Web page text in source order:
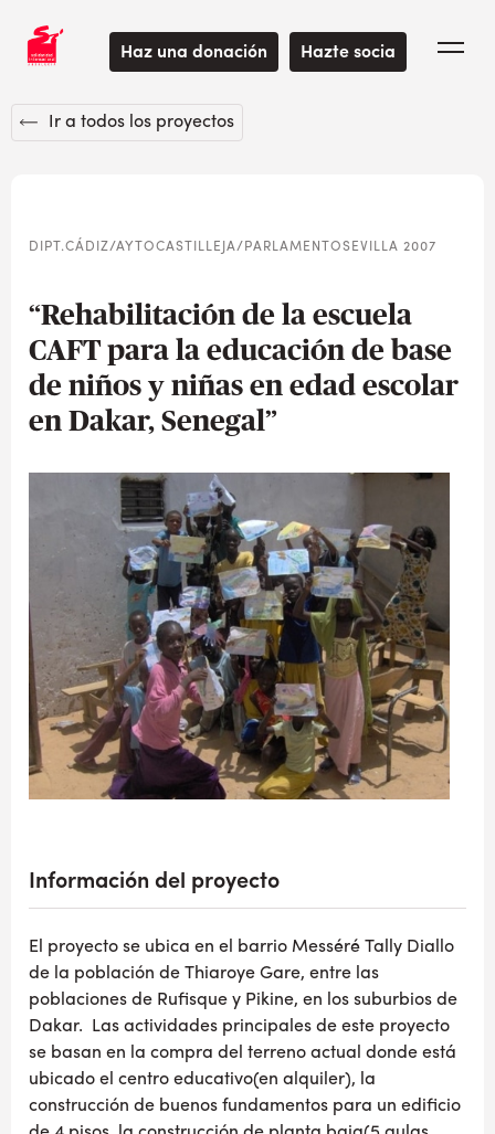
Haz una donación Hazte socia
Ir a todos los proyectos
DIPT.CÁDIZ/AYTOCASTILLEJA/PARLAMENTOSEVILLA 2007
“Rehabilitación de la escuela
CAFT para la educación de base
de niños y niñas en edad escolar
en Dakar, Senegal”
Información del proyecto
El proyecto se ubica en el barrio Messéré Tally Diallo
de la población de Thiaroye Gare, entre las
poblaciones de Rufisque y Pikine, en los suburbios de
Dakar. Las actividades principales de este proyecto
se basan en la compra del terreno actual donde está
ubicado el centro educativo(en alquiler), la
construcción de buenos fundamentos para un edificio